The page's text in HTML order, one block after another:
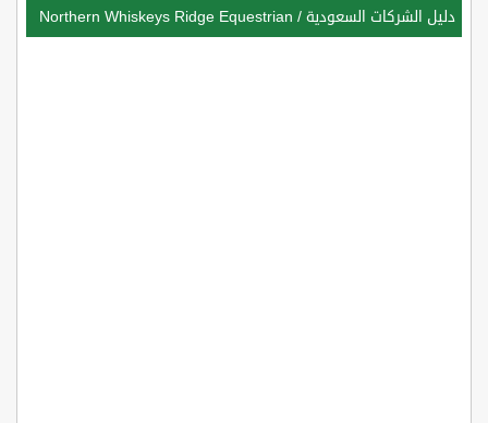
دليل الشركات السعودية /
Northern Whiskeys Ridge Equestrian